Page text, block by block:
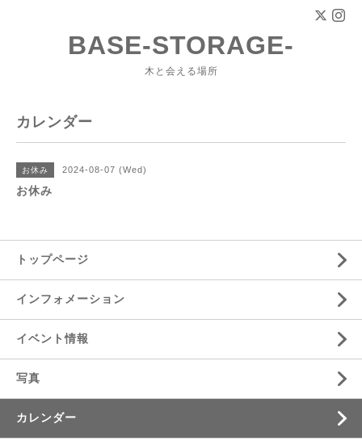
BASE-STORAGE-
木と会える場所
カレンダー
お休み 2024-08-07 (Wed)
お休み
トップページ
インフォメーション
イベント情報
写真
カレンダー